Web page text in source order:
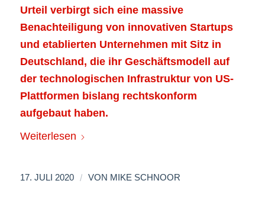
Urteil verbirgt sich eine massive
Benachteiligung von innovativen Startups
und etablierten Unternehmen mit Sitz in
Deutschland, die ihr Geschäftsmodell auf
der technologischen Infrastruktur von US-
Plattformen bislang rechtskonform
aufgebaut haben.
Weiterlesen
17. JULI 2020 / VON MIKE SCHNOOR